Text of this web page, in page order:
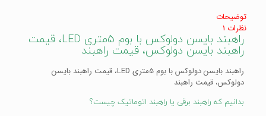
توضیحات
نظرات 1
راهبند بایسن دولوکس با بوم 5متری LED، قیمت
راهبند بایسن دولوکس، قیمت راهبند
راهبند بایسن دولوکس با بوم 5متری LED، قیمت راهبند بایسن
دولوکس، قیمت راهبند
بدانیم که راهبند برقی یا راهبند اتوماتیک چیست؟